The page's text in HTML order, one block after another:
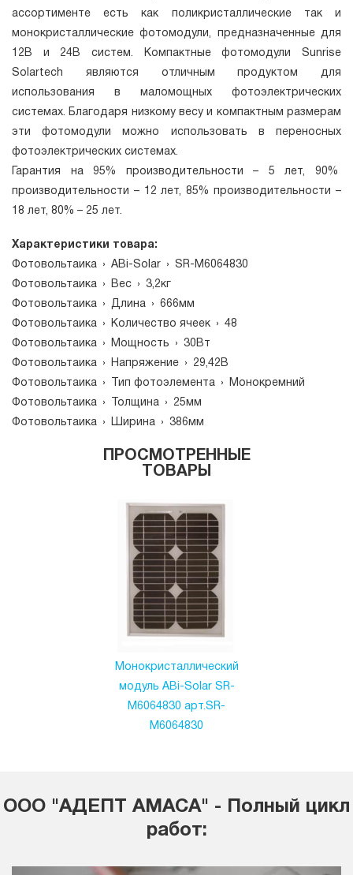
ассортименте есть как поликристаллические так и
монокристаллические фотомодули, предназначенные для
12В и 24В систем. Компактные фотомодули Sunrise
Solartech являются отличным продуктом для
использования в маломощных фотоэлектрических
системах. Благодаря низкому весу и компактным размерам
эти фотомодули можно использовать в переносных
фотоэлектрических системах.
Гарантия на 95% производительности – 5 лет, 90%
производительности – 12 лет, 85% производительности –
18 лет, 80% – 25 лет.
Характеристики товара:
Фотовольтаика
› ABi-Solar ›
SR-М6064830
Фотовольтаика
› Вес ›
3,2кг
Фотовольтаика
› Длина ›
666мм
Фотовольтаика
› Количество ячеек ›
48
Фотовольтаика
› Мощность ›
30Вт
Фотовольтаика
› Напряжение ›
29,42В
Фотовольтаика
› Тип фотоэлемента ›
Монокремний
Фотовольтаика
› Толщина ›
25мм
Фотовольтаика
› Ширина › 386мм
ПРОСМОТРЕННЫЕ
ТОВАРЫ
Монокристаллический
модуль ABi-Solar SR-
М6064830 арт.SR-
М6064830
ООО "АДЕПТ АМАСА" - Полный цикл
работ: